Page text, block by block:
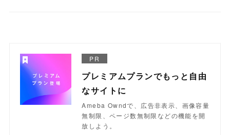
PR
プレミアムプランでもっと自由
なサイトに
Ameba Owndで、広告非表示、画像容量
無制限、ページ数無制限などの機能を開
放しよう。